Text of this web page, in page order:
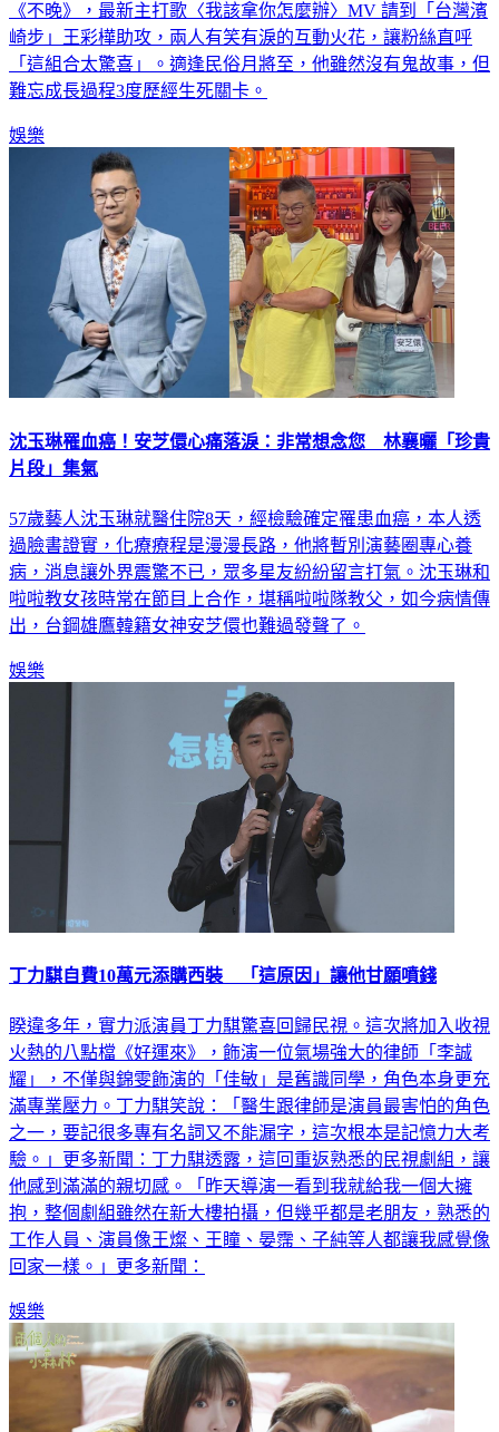
《不晚》，最新主打歌〈我該拿你怎麼辦〉MV 請到「台灣濱
崎步」王彩樺助攻，兩人有笑有淚的互動火花，讓粉絲直呼
「這組合太驚喜」。適逢民俗月將至，他雖然沒有鬼故事，但
難忘成長過程3度歷經生死關卡。
娛樂
沈玉琳罹血癌！安芝儇心痛落淚：非常想念您 林襄曬「珍貴
片段」集氣
57歲藝人沈玉琳就醫住院8天，經檢驗確定罹患血癌，本人透
過臉書證實，化療療程是漫漫長路，他將暫別演藝圈專心養
病，消息讓外界震驚不已，眾多星友紛紛留言打氣。沈玉琳和
啦啦教女孩時常在節目上合作，堪稱啦啦隊教父，如今病情傳
出，台鋼雄鷹韓籍女神安芝儇也難過發聲了。
娛樂
丁力騏自費10萬元添購西裝 「這原因」讓他甘願噴錢
睽違多年，實力派演員丁力騏驚喜回歸民視。這次將加入收視
火熱的八點檔《好運來》，飾演一位氣場強大的律師「李誠
耀」，不僅與錦雯飾演的「佳敏」是舊識同學，角色本身更充
滿專業壓力。丁力騏笑說：「醫生跟律師是演員最害怕的角色
之一，要記很多專有名詞又不能漏字，這次根本是記憶力大考
驗。」更多新聞：丁力騏透露，這回重返熟悉的民視劇組，讓
他感到滿滿的親切感。「昨天導演一看到我就給我一個大擁
抱，整個劇組雖然在新大樓拍攝，但幾乎都是老朋友，熟悉的
工作人員、演員像王燦、王瞳、晏霈、子純等人都讓我感覺像
回家一樣。」更多新聞：
娛樂